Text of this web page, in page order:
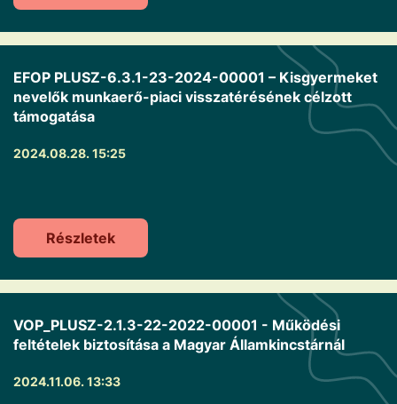
EFOP PLUSZ-6.3.1-23-2024-00001 – Kisgyermeket
nevelők munkaerő-piaci visszatérésének célzott
támogatása
2024.08.28. 15:25
Részletek
VOP_PLUSZ-2.1.3-22-2022-00001 - Működési
feltételek biztosítása a Magyar Államkincstárnál
2024.11.06. 13:33